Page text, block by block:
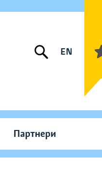
EN
Партнери